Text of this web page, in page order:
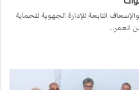
التابعة للإدارة الجهوية للحماية
العمر…